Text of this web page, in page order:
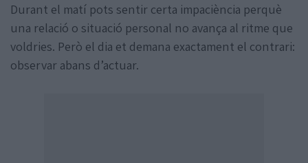
Durant el matí pots sentir certa impaciència perquè
una relació o situació personal no avança al ritme que
voldries. Però el dia et demana exactament el contrari:
observar abans d’actuar.